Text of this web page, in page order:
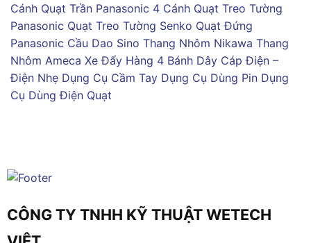
Cánh Quạt Trần Panasonic 4 Cánh Quạt Treo Tường
Panasonic Quạt Treo Tường Senko Quạt Đứng
Panasonic Cầu Dao Sino Thang Nhôm Nikawa Thang
Nhôm Ameca Xe Đẩy Hàng 4 Bánh Dây Cáp Điện –
Điện Nhẹ Dụng Cụ Cầm Tay Dụng Cụ Dùng Pin Dụng
Cụ Dùng Điện Quạt
CÔNG TY TNHH KỸ THUẬT WETECH